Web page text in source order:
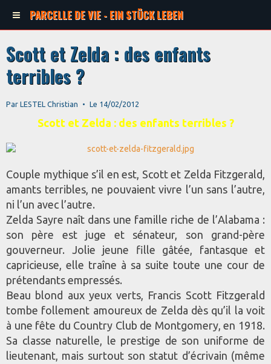
PARCELLE DE VIE - EIN STÜCK LEBEN
Scott et Zelda : des enfants
terribles ?
Par LESTEL Christian Le 14/02/2012
Scott et Zelda : des enfants terribles ?
Couple mythique s’il en est, Scott et Zelda Fitzgerald,
amants terribles, ne pouvaient vivre l’un sans l’autre,
ni l’un avec l’autre.
Zelda Sayre naît dans une famille riche de l’Alabama :
son père est juge et sénateur, son grand-père
gouverneur. Jolie jeune fille gâtée, fantasque et
capricieuse, elle traîne à sa suite toute une cour de
prétendants empressés.
Beau blond aux yeux verts, Francis Scott Fitzgerald
tombe follement amoureux de Zelda dès qu’il la voit
à une fête du Country Club de Montgomery, en 1918.
Sa classe naturelle, le prestige de son uniforme de
lieutenant, mais surtout son statut d’écrivain (même